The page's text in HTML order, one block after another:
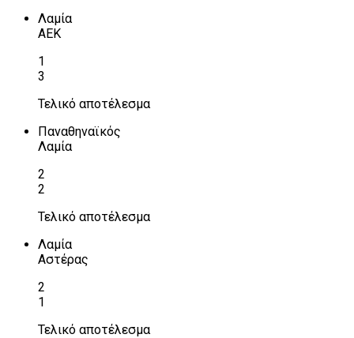
Λαμία
ΑΕΚ
1
3
Τελικό αποτέλεσμα
Παναθηναϊκός
Λαμία
2
2
Τελικό αποτέλεσμα
Λαμία
Αστέρας
2
1
Τελικό αποτέλεσμα